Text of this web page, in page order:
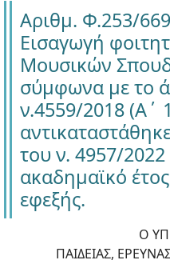
Αριθμ. Φ.253/
Εισαγωγή
Μουσικών
σύμφωνα με το
ν.4559/2018 (Α΄
του ν. 4957/
ακαδημαϊκό
εφεξής.
Ο
ΠΑΙΔΕΙΑΣ,